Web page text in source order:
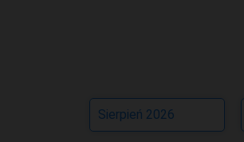
Sierpień 2026